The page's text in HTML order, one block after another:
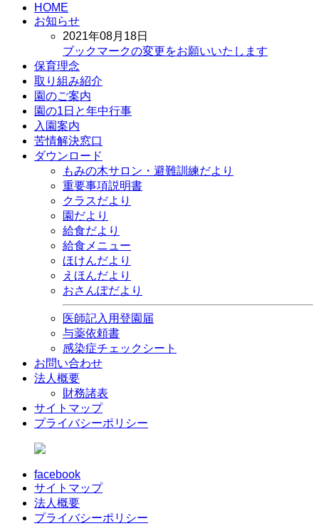
HOME
お知らせ
2021年08月18日
ブックマークの変更をお願いいたします
保育理念
取り組み紹介
園のご案内
園の1日と年中行事
入園案内
苦情解決窓口
ダウンロード
もみの木サロン・避難訓練だより
重要事項説明書
クラスだより
園だより
給食だより
給食メニュー
ほけんだより
えほんだより
おさんぽだより
医師記入用登園届
与薬依頼書
感染症チェックシート
お問い合わせ
法人概要
財務諸表
サイトマップ
プライバシーポリシー
facebook
サイトマップ
法人概要
プライバシーポリシー